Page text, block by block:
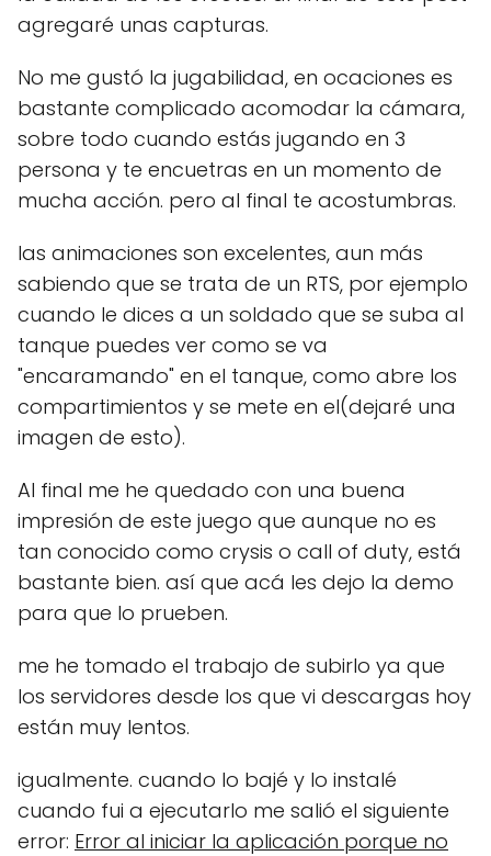
agregaré unas capturas.
No me gustó la jugabilidad, en ocaciones es
bastante complicado acomodar la cámara,
sobre todo cuando estás jugando en 3
persona y te encuetras en un momento de
mucha acción. pero al final te acostumbras.
las animaciones son excelentes, aun más
sabiendo que se trata de un RTS, por ejemplo
cuando le dices a un soldado que se suba al
tanque puedes ver como se va
"encaramando" en el tanque, como abre los
compartimientos y se mete en el(dejaré una
imagen de esto).
Al final me he quedado con una buena
impresión de este juego que aunque no es
tan conocido como crysis o call of duty, está
bastante bien. así que acá les dejo la demo
para que lo prueben.
me he tomado el trabajo de subirlo ya que
los servidores desde los que vi descargas hoy
están muy lentos.
igualmente. cuando lo bajé y lo instalé
cuando fui a ejecutarlo me salió el siguiente
error: Error al iniciar la aplicación porque no